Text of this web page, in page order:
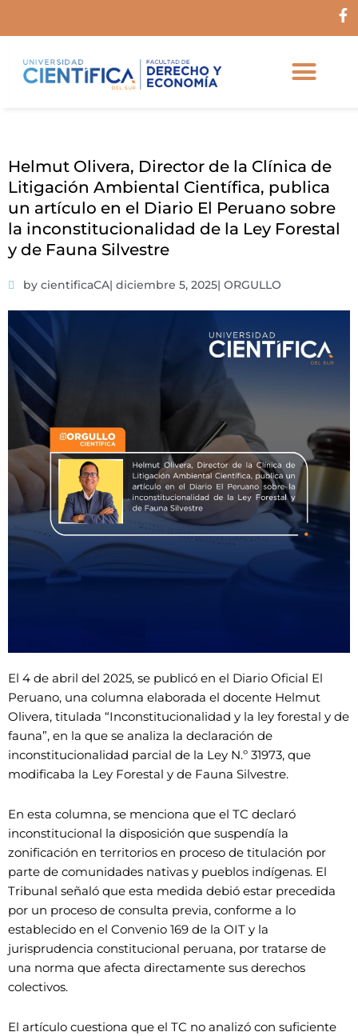
F
Helmut Olivera, Director de la Clínica de
Litigación Ambiental Científica, publica
un artículo en el Diario El Peruano sobre
la inconstitucionalidad de la Ley Forestal
y de Fauna Silvestre
by cientificaCA| diciembre 5, 2025| ORGULLO
El 4 de abril del 2025, se publicó en el Diario Oficial El
Peruano, una columna elaborada el docente Helmut
Olivera, titulada “Inconstitucionalidad y la ley forestal y de
fauna”, en la que se analiza la declaración de
inconstitucionalidad parcial de la Ley N.º 31973, que
modificaba la Ley Forestal y de Fauna Silvestre.
En esta columna, se menciona que el TC declaró
inconstitucional la disposición que suspendía la
zonificación en territorios en proceso de titulación por
parte de comunidades nativas y pueblos indígenas. El
Tribunal señaló que esta medida debió estar precedida
por un proceso de consulta previa, conforme a lo
establecido en el Convenio 169 de la OIT y la
jurisprudencia constitucional peruana, por tratarse de
una norma que afecta directamente sus derechos
colectivos.
El artículo cuestiona que el TC no analizó con suficiente